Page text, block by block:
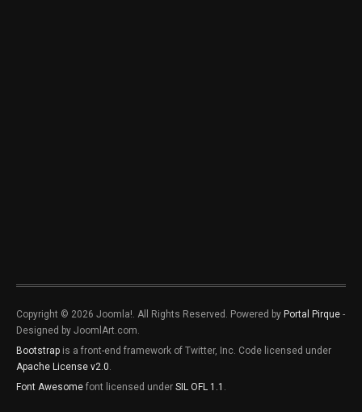
Copyright © 2026 Joomla!. All Rights Reserved. Powered by Portal Pirque -
Designed by JoomlArt.com.
Bootstrap is a front-end framework of Twitter, Inc. Code licensed under
Apache License v2.0.
Font Awesome font licensed under SIL OFL 1.1 .